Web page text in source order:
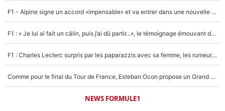
F1 - Alpine signe un accord «impensable» et va entrer dans une nouvelle dimension : Grande nouvelle pour Pierre Gasly !
F1 : « Je lui ai fait un câlin, puis j’ai dû partir...», le témoignage émouvant de Max Verstappen sur sa fille
F1 : Charles Leclerc surpris par les paparazzis avec sa femme, les rumeurs étaient vraies !
Comme pour le final du Tour de France, Esteban Ocon propose un Grand Prix de Formule 1 à Paris : «Autour de l’Arc de Triomphe, ce serait génial» !
NEWS FORMULE1